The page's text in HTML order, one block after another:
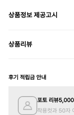
상품정보 제공고시
상품리뷰
후기 적립금 안내
포토 리뷰5,000
착용컷과 50자